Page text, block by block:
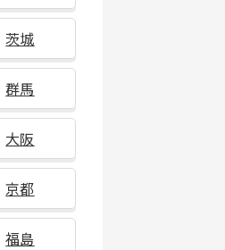
茨城
群馬
大阪
京都
福島